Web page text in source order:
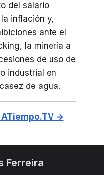
del salario
inflación y,
ante el
la minería a
de uso de
industrial en
de agua.
→
Ferreira